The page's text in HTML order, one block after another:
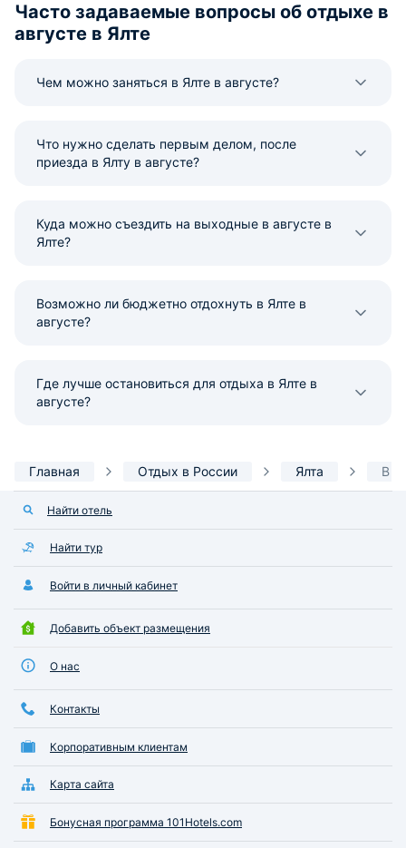
Часто задаваемые вопросы об отдыхе в
августе в Ялте
Чем можно заняться в Ялте в августе?
Что нужно сделать первым делом, после
приезда в Ялту в августе?
Куда можно съездить на выходные в августе в
Ялте?
Возможно ли бюджетно отдохнуть в Ялте в
августе?
Где лучше остановиться для отдыха в Ялте в
августе?
Главная Отдых в России Ялта В
Найти отель
Найти тур
Войти в личный кабинет
Добавить объект размещения
О нас
Контакты
Корпоративным клиентам
Карта сайта
Бонусная программа 101Hotels.com